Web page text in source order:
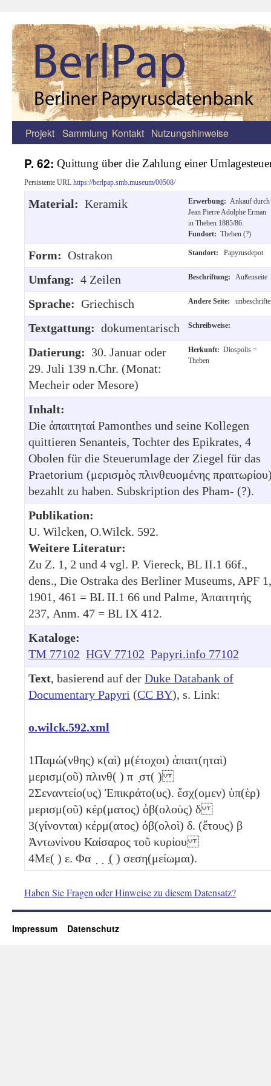
Zum
springen
Projekt Sammlung Kontakt Nutzungshinweise
P. 62: Quittung über die Zahlung einer
Persistente URL https://berlpap.smb.museum/00508/
Material: Keramik Erwerbung: Ankauf durch
Jean Pierre Adolphe Erman
in Theben 1885/86.
Fundort: Theben (?)
Form: Ostrakon Standort: Papyrusdepot
Umfang: 4 Zeilen Beschriftung: Außenseite
Sprache: Griechisch Andere Seite:
Textgattung: dokumentarisch Schreibweise:
Datierung: 30. Januar oder
29. Juli 139 n.Chr. (Monat:
Mecheir oder Mesore)
Herkunft: Diospolis =
Theben
Inhalt:
Die ἀπαιτηταί Pamonthes und seine Kollegen
quittieren Senanteis, Tochter des Epikrates, 4
Obolen für die Steuerumlage der Ziegel für das
Praetorium (μερισμὸς πλινθευομένης
bezahlt zu haben. Subskription des Pham- (?).
Publikation:
U. Wilcken, O.Wilck. 592.
Weitere Literatur:
Zu Z. 1, 2 und 4 vgl. P. Viereck, BL II.1 66f.,
dens., Die Ostraka des Berliner Museums, APF 1,
1901, 461 = BL II.1 66 und Palme, Ἀπαιτητής
237, Anm. 47 = BL IX 412.
Kataloge:
TM 77102 HGV 77102 Papyri.info 77102
Text, basierend auf der Duke Databank of
Documentary Papyri (CC BY), s. Link:
o.wilck.592.xml
1Παμώ(νθης) κ(αὶ) μ(έτοχοι) ἀπαιτ(ηταὶ)
μερισμ(οῦ) πλινθ( ) π ̣στ( )
2Σεναντείο(υς) Ἐπικράτο(υς). ἔσχ(ομεν) ὑπ(ὲρ)
μερισμ(οῦ) κέρ(ματος) ὀβ(ολοὺς) δ
3(γίνονται) κέρμ(ατος) ὀβ(ολοὶ) δ. (ἔτους) β
Ἀντωνίνου Καίσαρος τοῦ κυρίου
4Με( ) ε. Φα ̣ ̣ ̣( ) σεση(μείωμαι).
Haben Sie Fragen oder Hinweise zu diesem Datensatz?
Impressum Datenschutz